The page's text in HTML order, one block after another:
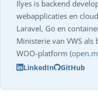
Ilyes is backend
webapplicaties en
Laravel, Go en
Ministerie van VWS
WOO-platform (
LinkedIn GitHub